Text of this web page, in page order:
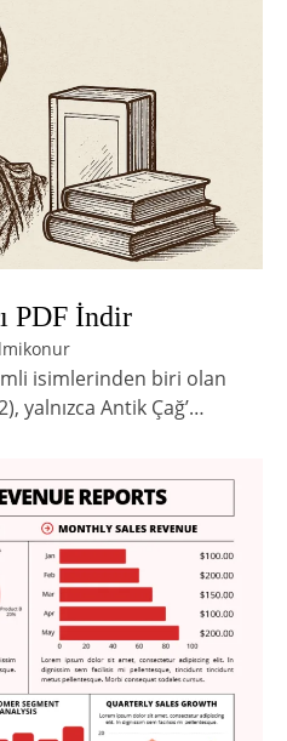
PDF İndir
isimlerinden biri olan
yalnızca Antik Çağ’…